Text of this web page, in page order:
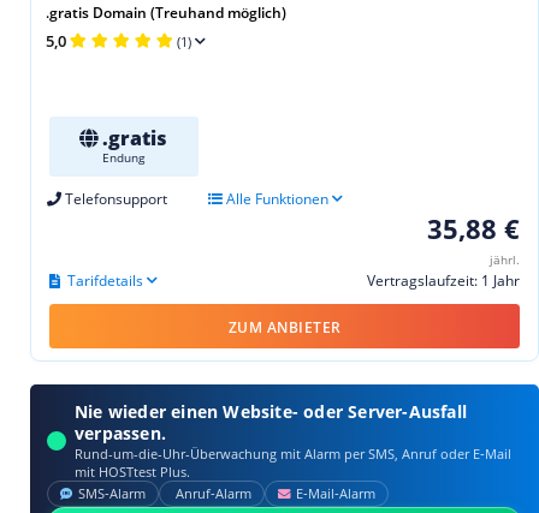
.gratis Domain (Treuhand möglich)
5,0 (1)
.gratis
Endung
Telefonsupport Alle Funktionen
35,88 €
jährl.
Vertragslaufzeit: 1 Jahr
Tarifdetails
ZUM ANBIETER
Nie wieder einen Website- oder Server-Ausfall
verpassen.
Rund-um-die-Uhr-Überwachung mit Alarm per SMS, Anruf oder E‑Mail
mit HOSTtest Plus.
SMS‑Alarm Anruf‑Alarm E‑Mail‑Alarm